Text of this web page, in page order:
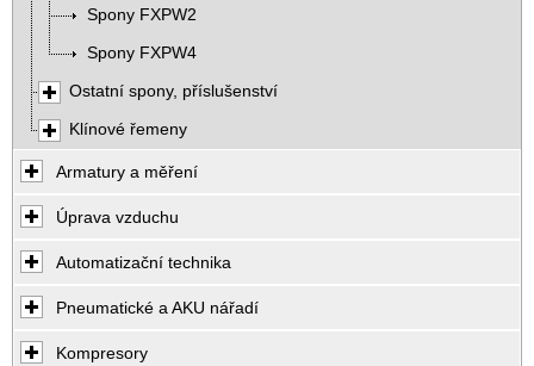
Spony FXPW2
Spony FXPW4
Ostatní spony, příslušenství
Klínové řemeny
Armatury a měření
Úprava vzduchu
Automatizační technika
Pneumatické a AKU nářadí
Kompresory